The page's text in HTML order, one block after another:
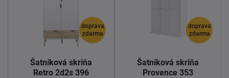
doprava
zdarma
Šatníková skriňa
Retro 2d2s 396
doprava
zdarma
Šatníková skriňa
Provence 353